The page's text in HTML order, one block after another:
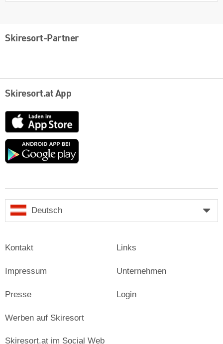
Skiresort-Partner
Skiresort.at App
App
Store
Google
Deutsch
Kontakt
Impressum
Presse
Links
Unternehmen
Login
Werben auf Skiresort
Skiresort.at im Social Web